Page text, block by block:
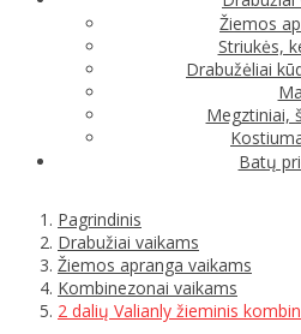
Žiemos
Striukės,
Drabužėliai
Megztiniai,
Batų
Pagrindinis
Drabužiai vaikams
Žiemos apranga vaikams
Kombinezonai vaikams
2 dalių Valianly žieminis